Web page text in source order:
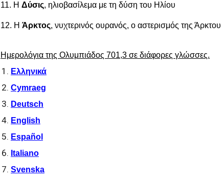
11. Η Δύσις, ηλιοβασίλεμα με τη δύση του Ηλίου
12. Η Άρκτος, νυχτερινός ουρανός, ο αστερισμός της Άρκτου
Ημερολόγια της Ολυμπιάδος 701,3 σε διάφορες γλώσσες.
Ελληνικά
Cymraeg
Deutsch
English
Español
Italiano
Svenska